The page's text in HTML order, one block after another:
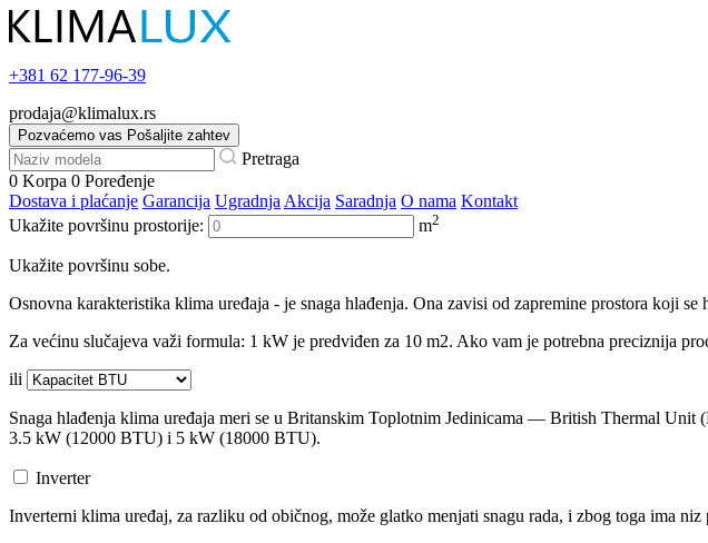
+381 62 177-96-39
prodaja@klimalux.rs
Pozvaćemo vas Pošaljite zahtev
Pretraga
0 Korpa 0 Poređenje
Dostava i plaćanje Garancija Ugradnja Akcija Saradnja O nama Kontakt
Ukažite površinu prostorije:
m2
Ukažite površinu sobe.
Osnovna karakteristika klima uređaja - je snaga hlađenja. Ona zavisi od zapremine prostora koji se
Za većinu slučajeva važi formula: 1 kW je predviđen za 10 m2. Ako vam je potrebna preciznija
ili
Snaga hlađenja klima uređaja meri se u Britanskim Toplotnim Jedinicama — British Thermal
3.5 kW (12000 BTU) i 5 kW (18000 BTU).
Inverter
Inverterni klima uređaj, za razliku od običnog, može glatko menjati snagu rada, i zbog toga ima niz